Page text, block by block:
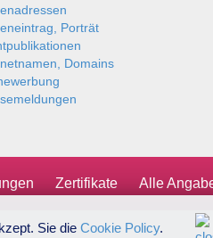
Porträt
Domains
Zertifikate Alle
Sie die Cookie Policy.